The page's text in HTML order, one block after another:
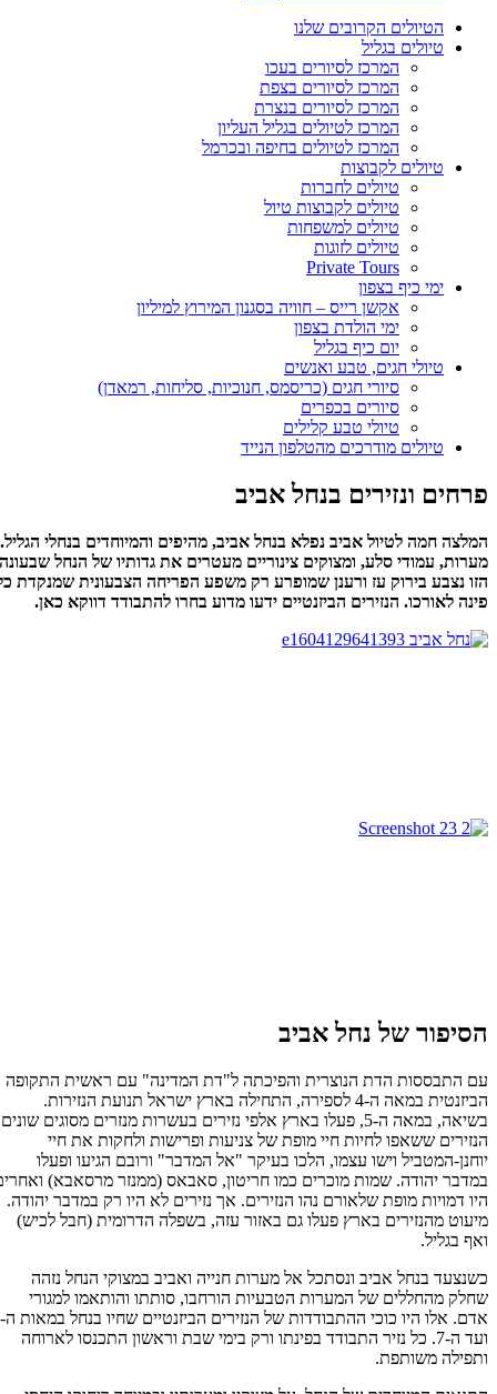
הטיולים הקרובים שלנו
טיולים בגליל
המרכז לסיורים בעכו
המרכז לסיורים בצפת
המרכז לסיורים בנצרת
המרכז לטיולים בגליל העליון
המרכז לטיולים בחיפה ובכרמל
טיולים לקבוצות
טיולים לחברות
טיולים לקבוצות טיול
טיולים למשפחות
טיולים לזוגות
Private Tours
ימי כיף בצפון
אקשן רייס – חוויה בסגנון המירוץ למיליון
ימי הולדת בצפון
יום כיף בגליל
טיולי חגים, טבע ואנשים
סיורי חגים (כריסמס, חנוכיות, סליחות, רמאדן)
סיורים בכפרים
טיולי טבע קלילים
טיולים מודרכים מהטלפון הנייד
פרחים ונזירים בנחל אביב
המלצה חמה לטיול אביב נפלא בנחל אביב, מהיפים והמיוחדים בנחלי הגליל.
מערות, עמודי סלע, ומצוקים צינוריים מעטרים את גדותיו של הנחל שבעונה
הזו נצבע בירוק עז ורענן שמופרע רק משפע הפריחה הצבעונית שמנקדת כל
פינה לאורכו.הנזירים הביזנטיים ידעו מדוע בחרו להתבודד דווקא כאן.
הסיפור של נחל אביב
עם התבססות הדת הנוצרית והפיכתה ל"דת המדינה" עם ראשית התקופה
הביזנטית במאה ה-4 לספירה, התחילה בארץ ישראל תנועת הנזירות.
בשיאה, במאה ה-5, פעלו בארץ אלפי נזירים בעשרות מנזרים מסוגים שונים.
הנזירים ששאפו לחיות חיי מופת של צניעות ופרישות ולחקות את חיי
יוחנן-המטביל וישו עצמו, הלכו בעיקר "אל המדבר" ורובם הגיעו ופעלו
במדבר יהודה. שמות מוכרים כמו חריטון, סאבאס (ממנזר מרסאבא) ואחרים
היו דמויות מופת שלאורם נהו הנזירים. אך נזירים לא היו רק במדבר יהודה.
מיעוט מהנזירים בארץ פעלו גם באזור עזה, בשפלה הדרומית (חבל לכיש)
ואף בגליל.
כשנצעד בנחל אביב ונסתכל אל מערות חנייה ואביב במצוקי הנחל נזהה
שחלק מהחללים של המערות הטבעיות הורחבו, סותתו והותאמו למגורי
אדם. אלו היו כוכי ההתבודדות של הנזירים הביזנטיים שחיו בנחל במאות ה-5
ועד ה-7. כל נזיר התבודד בפינתו ורק בימי שבת וראשון התכנסו לארוחה
ותפילה משותפת.